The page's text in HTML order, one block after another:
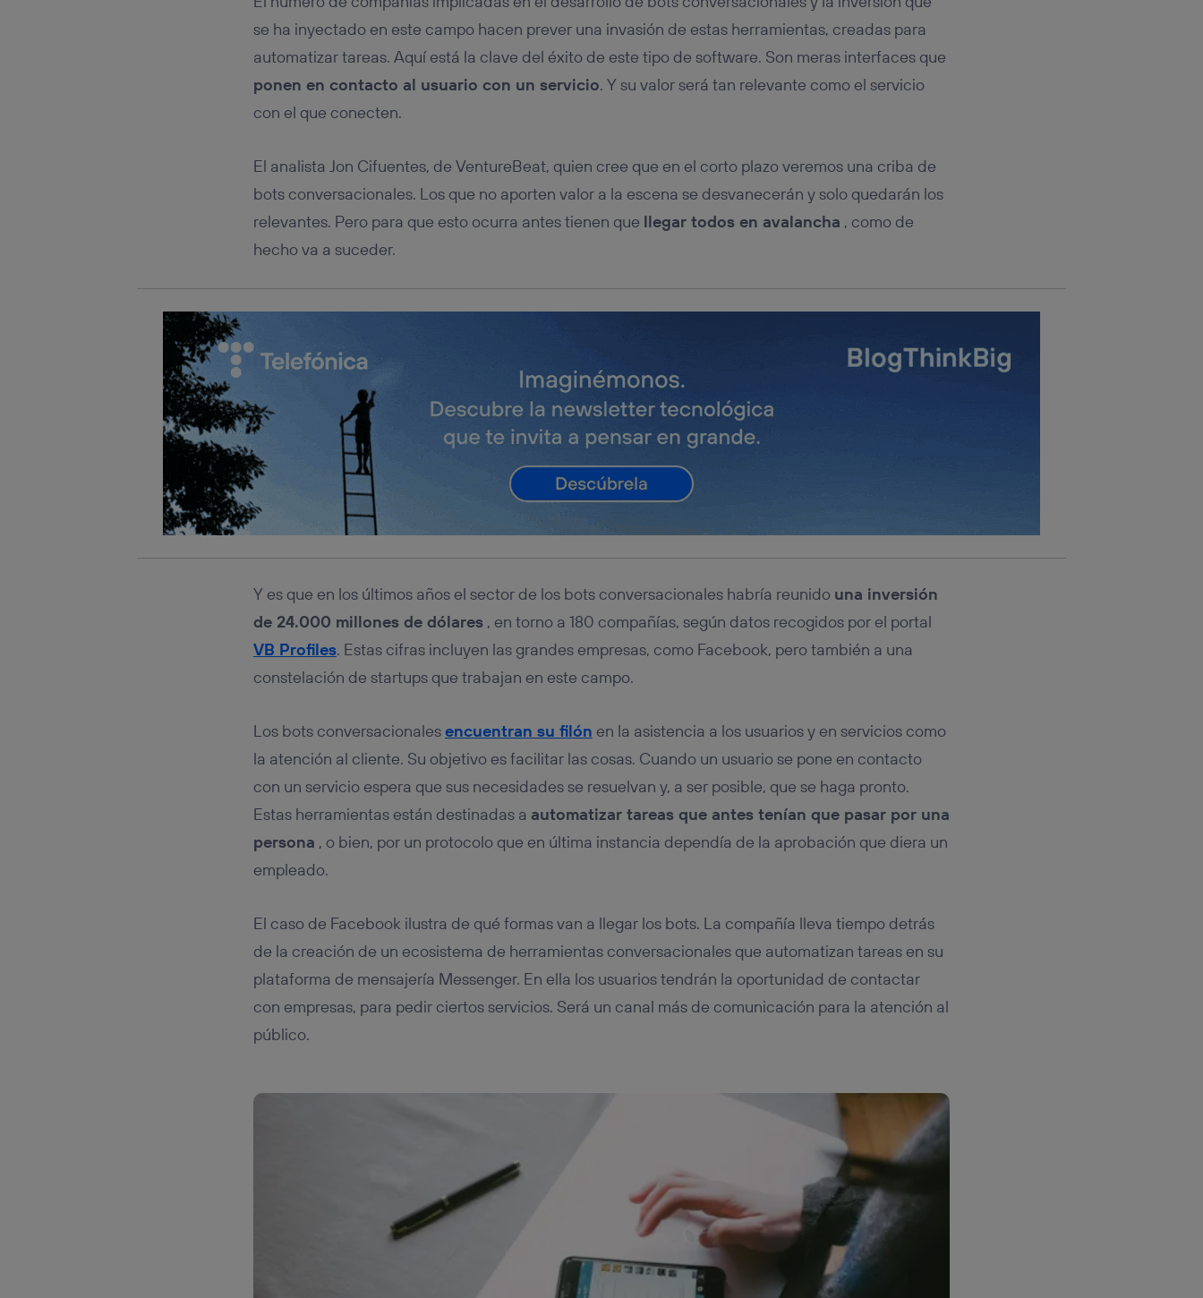
se ha inyectado en este campo hacen prever una invasión de estas herramientas, creadas para
automatizar tareas. Aquí está la clave del éxito de este tipo de software. Son meras interfaces que
ponen en contacto al usuario con un servicio. Y su valor será tan relevante como el servicio
con el que conecten.
El analista Jon Cifuentes, de VentureBeat, quien cree que en el corto plazo veremos una criba de
bots conversacionales. Los que no aporten valor a la escena se desvanecerán y solo quedarán los
relevantes. Pero para que esto ocurra antes tienen que llegar todos en avalancha , como de
hecho va a suceder.
Y es que en los últimos años el sector de los bots conversacionales habría reunido una inversión
de 24.000 millones de dólares, en torno a 180 compañías, según datos recogidos por el portal
VB Profiles. Estas cifras incluyen las grandes empresas, como Facebook, pero también a una
constelación de startups que trabajan en este campo.
Los bots conversacionalesencuentran su filón en la asistencia a los usuarios y en servicios como
la atención al cliente. Su objetivo es facilitar las cosas. Cuando un usuario se pone en contacto
con un servicio espera que sus necesidades se resuelvan y, a ser posible, que se haga pronto.
Estas herramientas están destinadas a automatizar tareas que antes tenían que pasar por una
persona , o bien, por un protocolo que en última instancia dependía de la aprobación que diera un
empleado.
El caso de Facebook ilustra de qué formas van a llegar los bots. La compañía lleva tiempo detrás
de la creación de un ecosistema de herramientas conversacionales que automatizan tareas en su
plataforma de mensajería Messenger. En ella los usuarios tendrán la oportunidad de contactar
con empresas, para pedir ciertos servicios. Será un canal más de comunicación para la atención al
público.
conecte su dispositivo y consienta el uso de la tecnología recibirá el mismo identificador.
Típicamente:
Si utilizas unaconexión de banda ancha (p. ej., Wi-Fi), el marketing o análisis se
realizará en función de las actividades de navegación de los miembros del hogar que
hayan dado su consentimiento.
Si utilizas
Puedes gestionar los consentimientos Utiq seleccionando “Administrar Utiq” en la parte
inferior de esta página web o visitando el portal de privacidad de Utiq (“consenthub”).
Para más información, consulta la política de privacidad de Utiq.